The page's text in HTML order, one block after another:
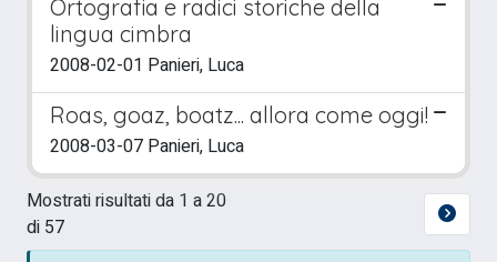
Ortografia e radici storiche della
lingua cimbra
2008-02-01 Panieri, Luca
Roas, goaz, boatz... allora come oggi!
2008-03-07 Panieri, Luca
Mostrati risultati da 1 a 20
di 57